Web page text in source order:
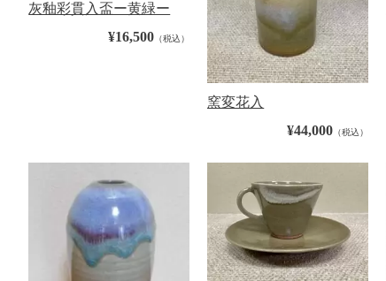
灰釉彩貫入盃ー黄緑ー
¥16,500（税込）
窯変花入
¥44,000（税込）